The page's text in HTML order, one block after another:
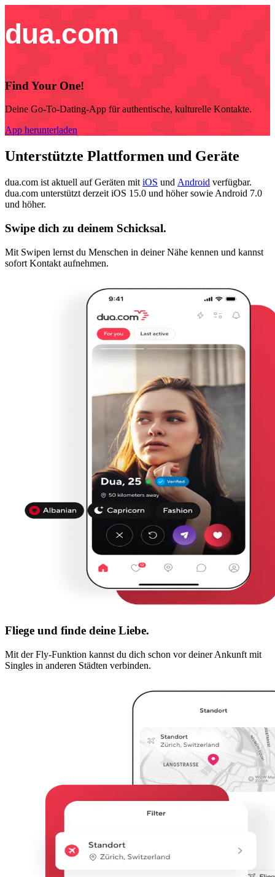
Find Your One!
Deine Go-To-Dating-App für authentische, kulturelle Kontakte.
App herunterladen
Unterstützte Plattformen und Geräte
dua.com ist aktuell auf Geräten mit iOS und Android verfügbar.
dua.com unterstützt derzeit iOS 15.0 und höher sowie Android 7.0
und höher.
Swipe dich zu deinem Schicksal.
Mit Swipen lernst du Menschen in deiner Nähe kennen und kannst
sofort Kontakt aufnehmen.
Fliege und finde deine Liebe.
Mit der Fly-Funktion kannst du dich schon vor deiner Ankunft mit
Singles in anderen Städten verbinden.